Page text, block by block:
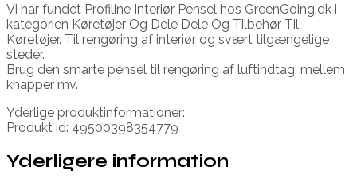
Vi har fundet Profiline Interiør Pensel hos GreenGoing.dk i
kategorien Køretøjer Og Dele Dele Og Tilbehør Til
Køretøjer. Til rengøring af interiør og svært tilgængelige
steder.
Brug den smarte pensel til rengøring af luftindtag, mellem
knapper mv.
Yderlige produktinformationer:
Produkt id: 49500398354779
Yderligere information